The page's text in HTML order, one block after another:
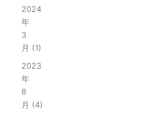
2024
年
3
月 (1)
2023
年
8
月 (4)